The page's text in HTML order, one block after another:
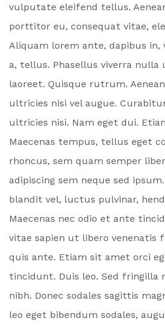
vulputate eleifend tellus.
porttitor eu, consequat vitae,
Aliquam lorem ante, dapibus in,
a, tellus. Phasellus viverra nulla
laoreet. Quisque rutrum.
ultricies nisi vel augue.
ultricies nisi. Nam eget dui.
Maecenas tempus, tellus eget
rhoncus, sem quam semper
adipiscing sem neque sed
blandit vel, luctus pulvinar,
Maecenas nec odio et ante
vitae sapien ut libero venenatis
quis ante. Etiam sit amet orci
tincidunt. Duis leo. Sed fringilla
nibh. Donec sodales sagittis
leo eget bibendum sodales,